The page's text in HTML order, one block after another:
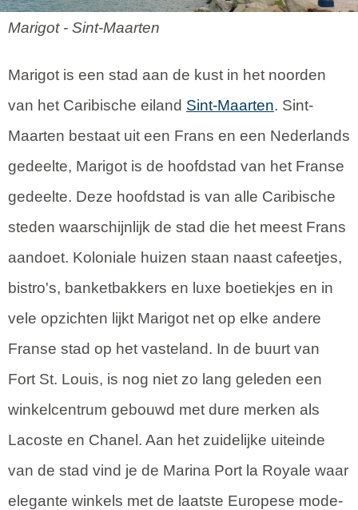
Marigot - Sint-Maarten
Marigot is een stad aan de kust in het noorden
van het Caribische eiland Sint-Maarten. Sint-
Maarten bestaat uit een Frans en een Nederlands
gedeelte, Marigot is de hoofdstad van het Franse
gedeelte. Deze hoofdstad is van alle Caribische
steden waarschijnlijk de stad die het meest Frans
aandoet. Koloniale huizen staan naast cafeetjes,
bistro's, banketbakkers en luxe boetiekjes en in
vele opzichten lijkt Marigot net op elke andere
Franse stad op het vasteland. In de buurt van
Fort St. Louis, is nog niet zo lang geleden een
winkelcentrum gebouwd met dure merken als
Lacoste en Chanel. Aan het zuidelijke uiteinde
van de stad vind je de Marina Port la Royale waar
elegante winkels met de laatste Europese mode-